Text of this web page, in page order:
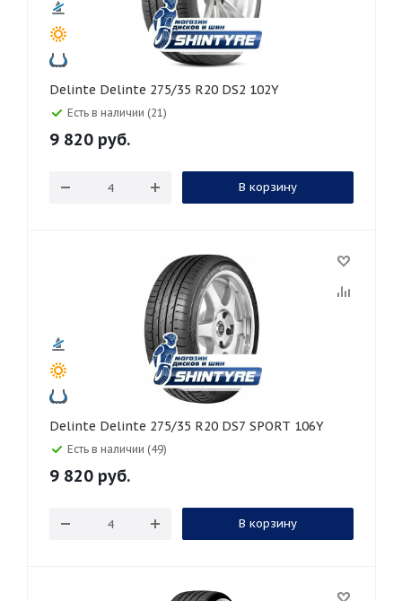
Delinte Delinte 275/35 R20 DS2 102Y
Есть в наличии (21)
9 820 руб.
В корзину
Delinte Delinte 275/35 R20 DS7 SPORT 106Y
Есть в наличии (49)
9 820 руб.
В корзину